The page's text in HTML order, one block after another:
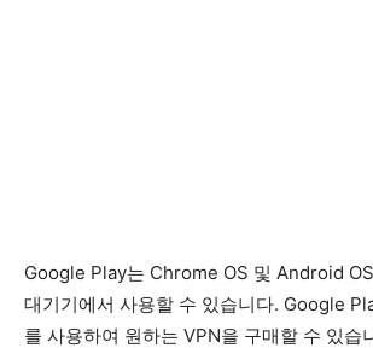
Google Play는 Chrome OS 및 Android
대기기에서 사용할 수 있습니다. Google
를 사용하여 원하는 VPN을 구매할 수 있습